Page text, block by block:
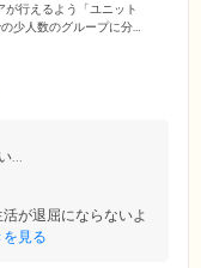
行えるよう「ユニット
少人数のグループに分
、認知症の症状緩和を
。難しい動作はスタッ
が退屈にならないよ
を見る